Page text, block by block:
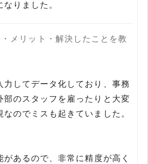
りました。
メリット・解決したことを教
してデータ化しており、事務
のスタッフを雇ったりと大変
のでミスも起きていました。
あるので、非常に精度が高く